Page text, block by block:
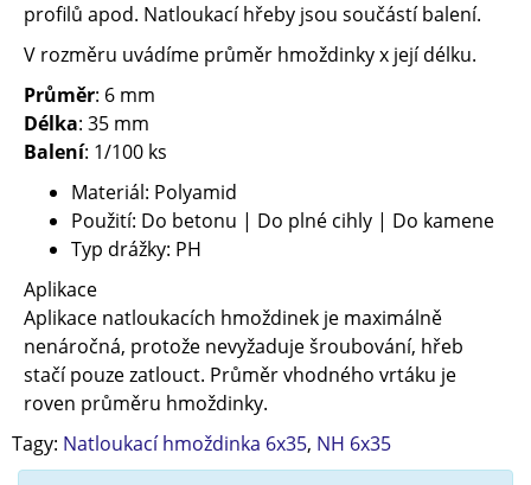
profilů apod. Natloukací hřeby jsou součástí balení.
V rozměru uvádíme průměr hmoždinky x její délku.
Průměr: 6 mm
Délka: 35 mm
Balení: 1/100 ks
Materiál: Polyamid
Použití: Do betonu | Do plné cihly | Do kamene
Typ drážky: PH
Aplikace
Aplikace natloukacích hmoždinek je maximálně
nenáročná, protože nevyžaduje šroubování, hřeb
stačí pouze zatlouct. Průměr vhodného vrtáku je
roven průměru hmoždinky.
Tagy: Natloukací hmoždinka 6x35, NH 6x35